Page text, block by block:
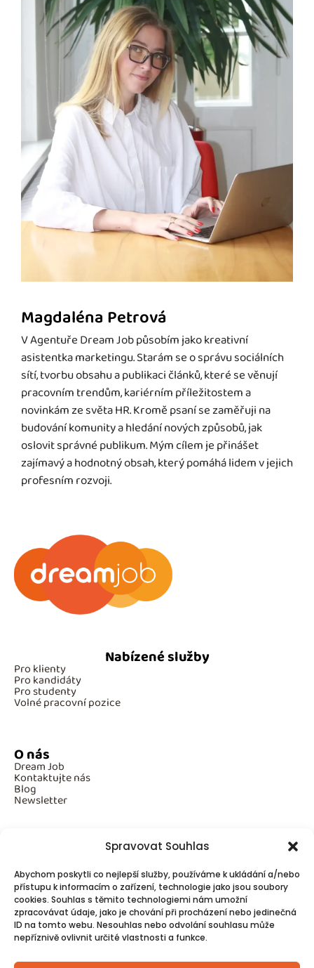
Spravovat Souhlas
Abychom poskytli co nejlepší služby, používáme k ukládání a/nebo
přístupu k informacím o zařízení, technologie jako jsou soubory
cookies. Souhlas s těmito technologiemi nám umožní
zpracovávat údaje, jako je chování při procházení nebo jedinečná
ID na tomto webu. Nesouhlas nebo odvolání souhlasu může
nepříznivě ovlivnit určité vlastnosti a funkce.
Magdaléna Petrová
V Agentuře Dream Job působím jako kreativní
asistentka marketingu. Starám se o správu sociálních
sítí, tvorbu obsahu a publikaci článků, které se věnují
pracovním trendům, kariérním příležitostem a
novinkám ze světa HR. Kromě psaní se zaměřuji na
budování komunity a hledání nových způsobů, jak
oslovit správné publikum. Mým cílem je přinášet
zajímavý a hodnotný obsah, který pomáhá lidem v jejich
profesním rozvoji.
Nabízené služby
Pro klienty
Pro kandidáty
Pro studenty
Volné pracovní pozice
O nás
Dream Job
Kontaktujte nás
Blog
Newsletter
Povinné informace
GDPR
Cookies
Spojte se s námi!